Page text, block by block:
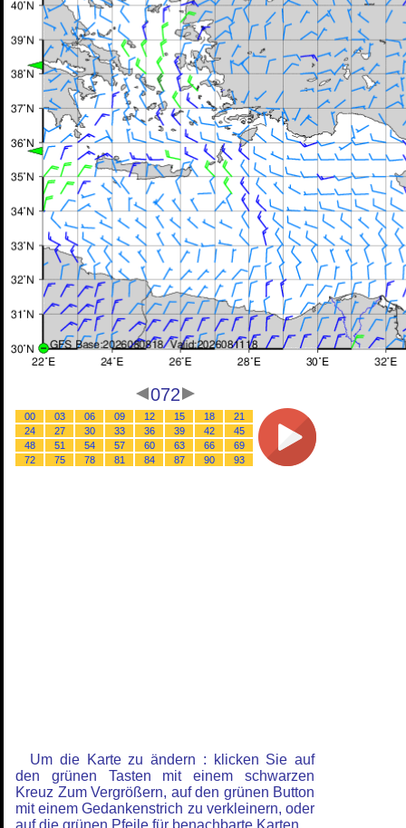
072
00 03 06 09 12 15 18
21
24
27 30 33 36 39 42
45
48
51 54 57 60 63 66
69
72
75 78 81 84 87 90 93
Um die Karte zu ändern : klicken Sie auf
den grünen Tasten mit einem schwarzen
Kreuz Zum Vergrößern, auf den grünen Button
mit einem Gedankenstrich zu verkleinern, oder
auf die grünen Pfeile für benachbarte Karten.